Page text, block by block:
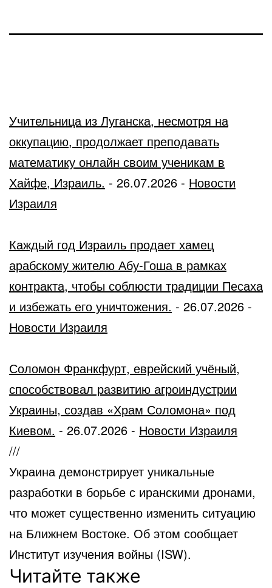
Учительница из Луганска, несмотря на
оккупацию, продолжает преподавать
математику онлайн своим ученикам в
Хайфе, Израиль. - 26.07.2026 - Новости
Израиля
Каждый год Израиль продает хамец
арабскому жителю Абу-Гоша в рамках
контракта, чтобы соблюсти традиции Песаха
и избежать его уничтожения. - 26.07.2026 -
Новости Израиля
Соломон Франкфурт, еврейский учёный,
способствовал развитию агроиндустрии
Украины, создав «Храм Соломона» под
Киевом. - 26.07.2026 - Новости Израиля
///
Украина демонстрирует уникальные
разработки в борьбе с иранскими дронами,
что может существенно изменить ситуацию
на Ближнем Востоке. Об этом сообщает
Институт изучения войны (ISW).
Читайте также